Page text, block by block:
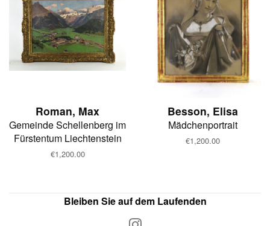
Roman, Max
Gemeinde Schellenberg im
Fürstentum Liechtenstein
Normaler
€1,200.00
Besson, Elisa
Mädchenportrait
Normaler
€1,200.00
Bleiben Sie auf dem Laufenden